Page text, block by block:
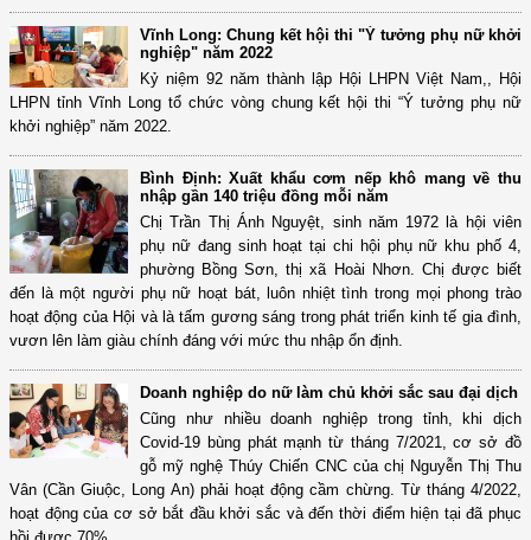
Vĩnh Long: Chung kết hội thi "Ý tưởng phụ nữ khởi
nghiệp" năm 2022
Kỷ niệm 92 năm thành lập Hội LHPN Việt Nam,, Hội
LHPN tỉnh Vĩnh Long tổ chức vòng chung kết hội thi “Ý tưởng phụ nữ
khởi nghiệp” năm 2022.
Bình Định: Xuất khẩu cơm nếp khô mang về thu
nhập gần 140 triệu đồng mỗi năm
Chị Trần Thị Ánh Nguyệt, sinh năm 1972 là hội viên
phụ nữ đang sinh hoạt tại chi hội phụ nữ khu phố 4,
phường Bồng Sơn, thị xã Hoài Nhơn. Chị được biết
đến là một người phụ nữ hoạt bát, luôn nhiệt tình trong mọi phong trào
hoạt động của Hội và là tấm gương sáng trong phát triển kinh tế gia đình,
vươn lên làm giàu chính đáng với mức thu nhập ổn định.
Doanh nghiệp do nữ làm chủ khởi sắc sau đại dịch
Cũng như nhiều doanh nghiệp trong tỉnh, khi dịch
Covid-19 bùng phát mạnh từ tháng 7/2021, cơ sở đồ
gỗ mỹ nghệ Thúy Chiến CNC của chị Nguyễn Thị Thu
Vân (Cần Giuộc, Long An) phải hoạt động cầm chừng. Từ tháng 4/2022,
hoạt động của cơ sở bắt đầu khởi sắc và đến thời điểm hiện tại đã phục